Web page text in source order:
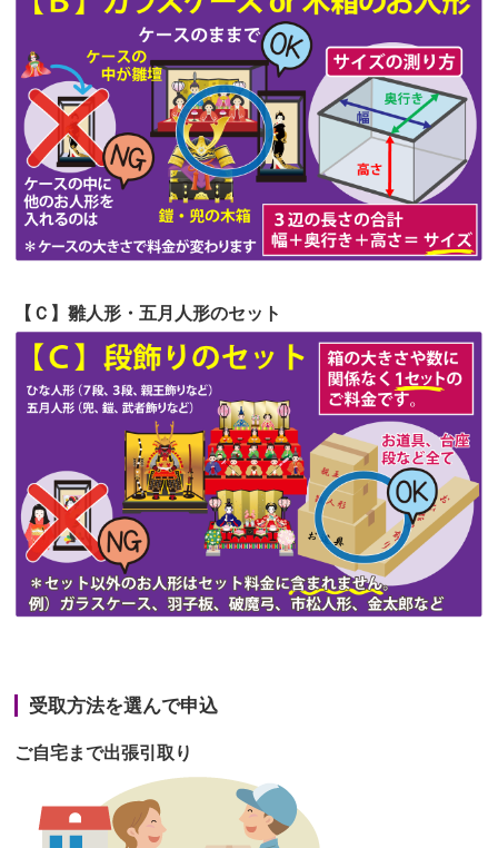
第55回人形供養祭令和4年9月8日(木)
第54回人形供養祭令和4年8月1日(月)
第53回人形供養祭令和4年7月1日(金)
第52回人形供養祭令和4年5月17日(火)
第51回人形供養祭令和4年4月18日(月)
第50回人形供養祭令和4年3月15日(火)
第49回人形供養祭令和4年1月17日(月)
第48回人形供養祭令和3年12月3日(金)
第47回人形供養祭 令和3年10月11日(月)
第46回人形供養祭 令和3年9月13日(月)
第45回人形供養祭令和3年7月12日(月)
第44回人形供養祭令和3年6月3日(木)
第43回人形供養祭令和3年4月23日(金)
第39回人形供養祭令和2年10月22日(木)
第38回人形供養祭 令和2年8月26日(水)
【Ｃ】雛人形・五月人形のセット
受取方法を選んで申込
ご自宅まで出張引取り